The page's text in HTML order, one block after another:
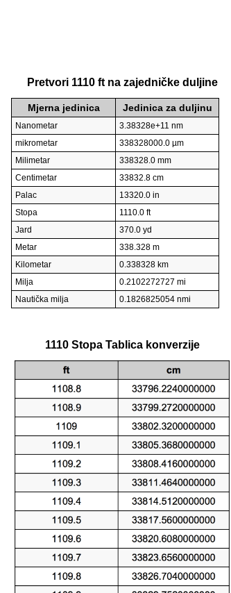
Pretvori 1110 ft na zajedničke duljine
Mjerna jedinica Jedinica za duljinu
Nanometar
3.38328e+11 nm
mikrometar
338328000.0 µm
Milimetar
338328.0 mm
Centimetar
33832.8 cm
Palac
13320.0 in
Stopa
1110.0 ft
Jard
370.0 yd
Metar
338.328 m
Kilometar
0.338328 km
Milja
0.2102272727 mi
Nautička milja
0.1826825054 nmi
1110 Stopa Tablica konverzije